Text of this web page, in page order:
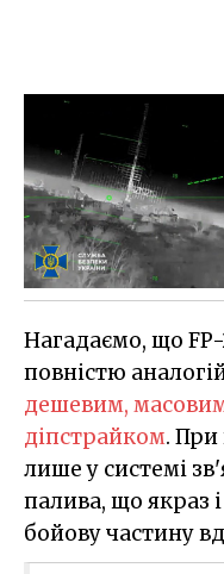
Нагадаємо, що
повністю
дешевим,
діпстрайком. При
лише у системі
палива, що якраз
бойову частину